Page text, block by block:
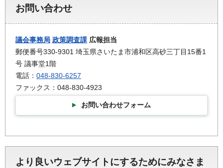
お問い合わせ
議会事務局 政策調査課 広報担当
郵便番号330-9301 埼玉県さいたま市浦和区高砂三丁目15番1
号 議事堂1階
電話： 048-830-6257
ファックス：048-830-4923
お問い合わせフォーム
より良いウェブサイトにするためにみなさま